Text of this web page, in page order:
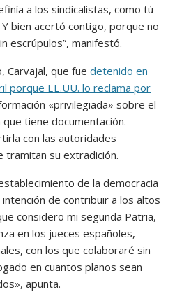
a los sindicalistas, como tú
bien acertó contigo, porque no
escrúpulos”, manifestó.
Carvajal, que fuedetenido en
porque EE.UU. lo reclama por
«privilegiada» sobre el
tiene documentación.
con las autoridades
tramitan su extradición.
de la democracia
de contribuir a los altos
considero mi segunda Patria,
en los jueces españoles,
con los que colaboraré sin
en cuantos planos sean
apunta.